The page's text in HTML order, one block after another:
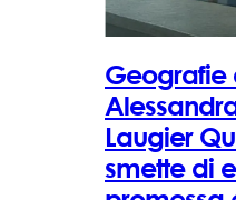
Geografie
Laugier
smette di